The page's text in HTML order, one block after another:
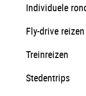
Individuele
Fly-drive reizen
Treinreizen
Stedentrips